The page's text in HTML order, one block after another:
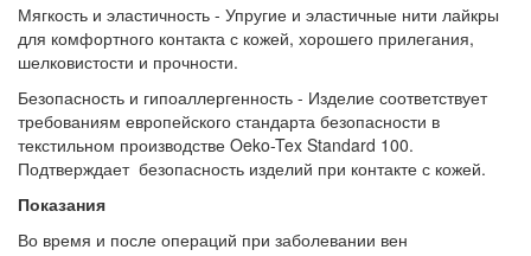
Мягкость и эластичность - Упругие и эластичные нити лайкры
для комфортного контакта с кожей, хорошего прилегания,
шелковистости и прочности.
Безопасность и гипоаллергенность - Изделие соответствует
требованиям европейского стандарта безопасности в
текстильном производстве Oeko-Tex Standard 100.
Подтверждает безопасность изделий при контакте с кожей.
Показания
Во время и после операций при заболевании вен